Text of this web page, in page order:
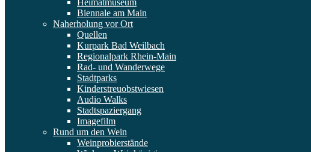
Heimatmuseum
Biennale am Main
Naherholung vor Ort
Quellen
Kurpark Bad Weilbach
Regionalpark Rhein-Main
Rad- und Wanderwege
Stadtparks
Kinderstreuobstwiesen
Audio Walks
Stadtspaziergang
Imagefilm
Rund um den Wein
Weinprobierstände